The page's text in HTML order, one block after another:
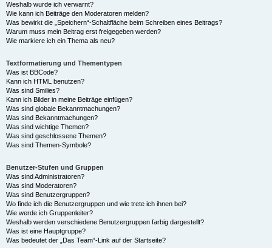
Weshalb wurde ich verwarnt?
Wie kann ich Beiträge den Moderatoren melden?
Was bewirkt die „Speichern“-Schaltfläche beim Schreiben eines Beitrags?
Warum muss mein Beitrag erst freigegeben werden?
Wie markiere ich ein Thema als neu?
Textformatierung und Thementypen
Was ist BBCode?
Kann ich HTML benutzen?
Was sind Smilies?
Kann ich Bilder in meine Beiträge einfügen?
Was sind globale Bekanntmachungen?
Was sind Bekanntmachungen?
Was sind wichtige Themen?
Was sind geschlossene Themen?
Was sind Themen-Symbole?
Benutzer-Stufen und Gruppen
Was sind Administratoren?
Was sind Moderatoren?
Was sind Benutzergruppen?
Wo finde ich die Benutzergruppen und wie trete ich ihnen bei?
Wie werde ich Gruppenleiter?
Weshalb werden verschiedene Benutzergruppen farbig dargestellt?
Was ist eine Hauptgruppe?
Was bedeutet der „Das Team“-Link auf der Startseite?